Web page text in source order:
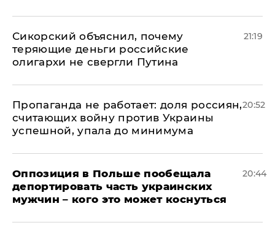
Сикорский объяснил, почему
теряющие деньги российские
олигархи не свергли Путина
21:19
​Пропаганда не работает: доля россиян,
считающих войну против Украины
успешной, упала до минимума
20:52
Оппозиция в Польше пообещала
депортировать часть украинских
мужчин – кого это может коснуться
20:44